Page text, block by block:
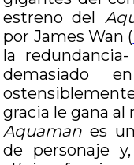
estreno del
por James Wan (
la
demasiado
gracia le gana al
Aquaman es
de personaje